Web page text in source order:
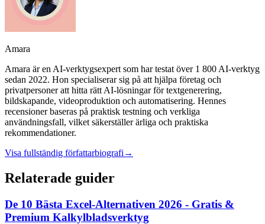
Amara
Amara är en AI-verktygsexpert som har testat över 1 800 AI-verktyg
sedan 2022. Hon specialiserar sig på att hjälpa företag och
privatpersoner att hitta rätt AI-lösningar för textgenerering,
bildskapande, videoproduktion och automatisering. Hennes
recensioner baseras på praktisk testning och verkliga
användningsfall, vilket säkerställer ärliga och praktiska
rekommendationer.
Visa fullständig författarbiografi →
Relaterade guider
De 10 Bästa Excel-Alternativen 2026 - Gratis &
Premium Kalkylbladsverktyg